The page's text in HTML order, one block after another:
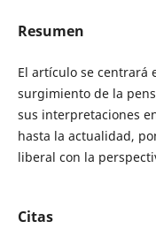
Resumen
El artículo se centrará
surgimiento de la
sus interpretaciones
hasta la actualidad,
liberal con la
Citas